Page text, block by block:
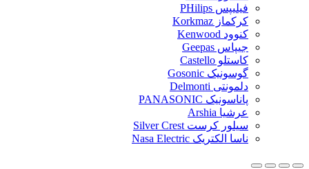
فیلیپس PHilips
کرکماز Korkmaz
کنوود Kenwood
جیپاس Geepas
کاستلو Castello
گوسونیک Gosonic
دلمونتی Delmonti
پاناسونیک PANASONIC
عرشیا Arshia
سیلور کرست Silver Crest
ناسا الکتریک Nasa Electric